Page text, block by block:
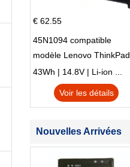
€ 62.55
45N1094 compatible
modèle Lenovo ThinkPad
Edge S230u Twist
43Wh | 14.8V | Li-ion ...
Voir les détails
Nouvelles Arrivées